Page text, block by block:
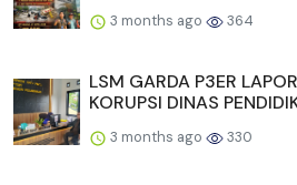
3 months ago 364
LSM GARDA P3ER
KORUPSI DINAS
3 months ago 330